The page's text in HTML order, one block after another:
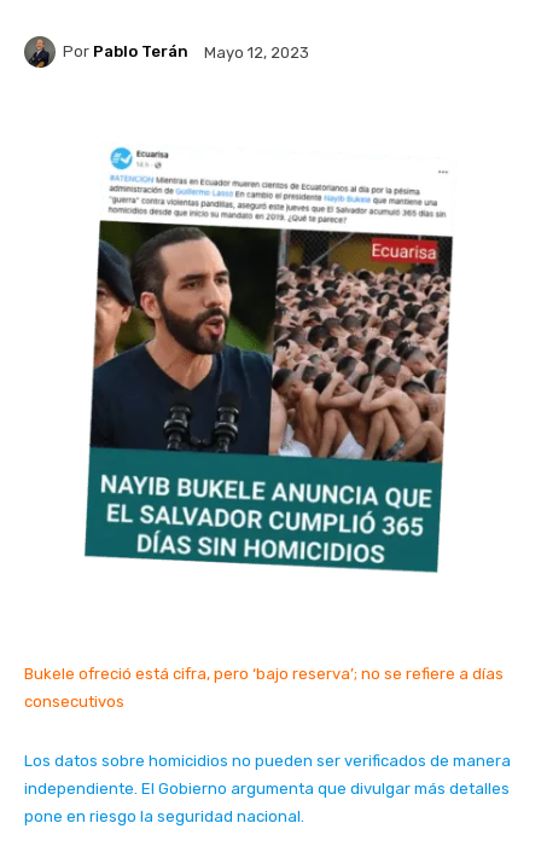
Por Pablo Terán Mayo 12, 2023
Bukele ofreció está cifra, pero ‘bajo reserva’; no se refiere a días
consecutivos
Los datos sobre homicidios no pueden ser verificados de manera
independiente. El Gobierno argumenta que divulgar más detalles
pone en riesgo la seguridad nacional.